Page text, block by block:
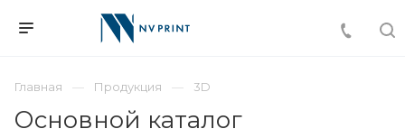
Главная Продукция 3D
Основной каталог